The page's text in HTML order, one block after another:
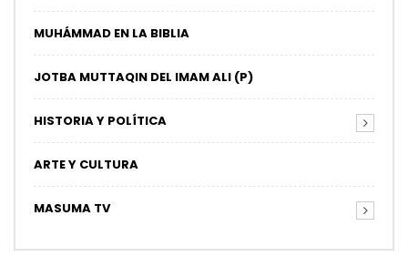
MUHÁMMAD EN LA BIBLIA
JOTBA MUTTAQIN DEL IMAM ALI (P)
HISTORIA Y POLÍTICA
ARTE Y CULTURA
MASUMA TV